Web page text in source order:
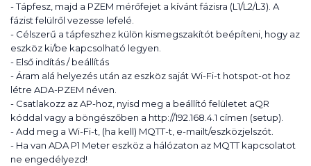
- Tápfesz, majd a PZEM mérőfejet a kívánt fázisra (L1/L2/L3). A
fázist felülről vezesse lefelé.
- Célszerű a tápfeszhez külön kismegszakítót beépíteni, hogy az
eszköz ki/be kapcsolható legyen.
- Első indítás / beállítás
- Áram alá helyezés után az eszköz saját Wi-Fi-t hotspot-ot hoz
létre ADA-PZEM néven.
- Csatlakozz az AP-hoz, nyisd meg a beállító felületet aQR
kóddal vagy a böngészőben a http://192.168.4.1 címen (setup).
- Add meg a Wi-Fi-t, (ha kell) MQTT-t, e-mailt/eszközjelszót.
- Ha van ADA P1 Meter eszköz a hálózaton az MQTT kapcsolatot
ne engedélyezd!